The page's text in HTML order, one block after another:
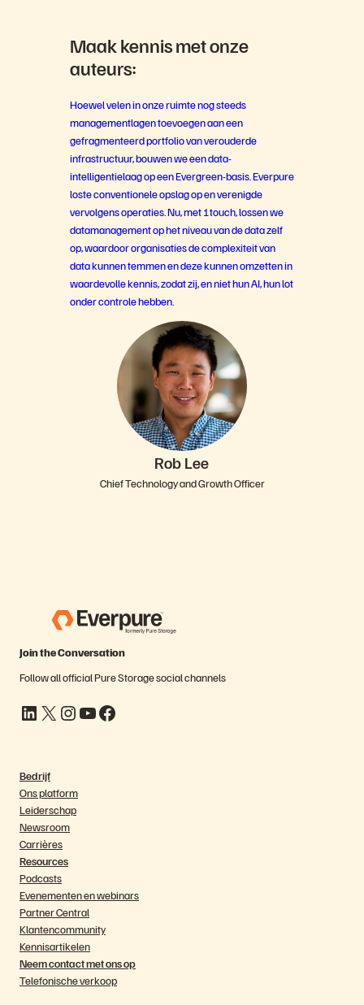
Maak kennis met onze
auteurs:
Hoewel velen in onze ruimte nog steeds
managementlagen toevoegen aan een
gefragmenteerd portfolio van verouderde
infrastructuur, bouwen we een data-
intelligentielaag op een Evergreen-basis. Everpure
loste conventionele opslag op en verenigde
vervolgens operaties. Nu, met 1touch, lossen we
datamanagement op het niveau van de data zelf
op, waardoor organisaties de complexiteit van
data kunnen temmen en deze kunnen omzetten in
waardevolle kennis, zodat zij, en niet hun AI, hun lot
onder controle hebben.
Rob Lee
Chief Technology and Growth Officer
Join the Conversation
Follow all official Pure Storage social channels
LinkedIn X Instagram YouTube Facebook
Bedrijf
Ons platform
Leiderschap
Newsroom
Carrières
Resources
Podcasts
Evenementen en webinars
Partner Central
Klantencommunity
Kennisartikelen
Neem contact met ons op
Telefonische verkoop